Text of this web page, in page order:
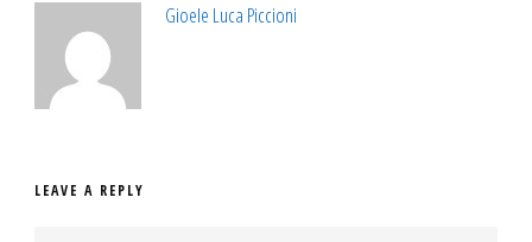
Gioele Luca Piccioni
LEAVE A REPLY